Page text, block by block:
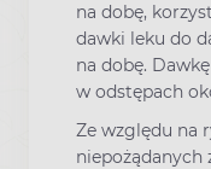
na dobę,
dawki leku do
na dobę.
w odstępach
Ze względu na
niepożądanych